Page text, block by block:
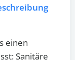
einen
Sanitäre